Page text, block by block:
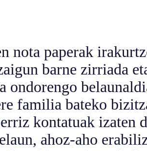
paperak
barne zirriada
ondorengo
bateko
kontatuak izaten
ahoz-aho